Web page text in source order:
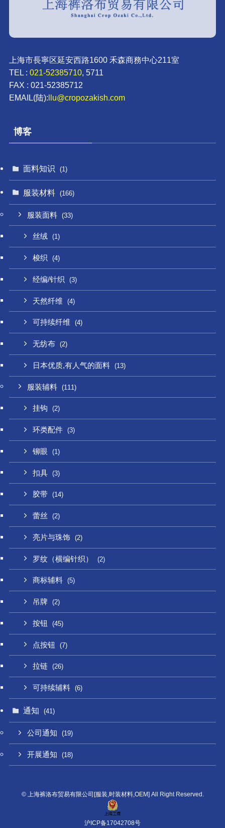
上海市長寧区延安西路1600 禾森商務中心211室
TEL : 021-52385710, 5711
FAX : 021-52385712
EMAIL(陆):llu@cropozakish.com
博客
面料知识 (1)
服装材料 (166)
服装面料 (33)
丝绒 (1)
梭织 (4)
经编/针织 (3)
天然纤维 (4)
可持续纤维 (4)
无纺布 (2)
日本优质,有人气的面料 (13)
服装辅料 (111)
挂钩 (2)
环类配件 (3)
铆眼 (1)
扣具 (3)
胶带 (14)
蕾丝 (2)
亮片与珠饰 (2)
罗纹（横编针织） (2)
商标辅料 (5)
吊牌 (2)
按钮 (45)
点按钮 (7)
拉链 (26)
可持续辅料 (6)
通知 (41)
公司通知 (19)
开展通知 (18)
©上海裤洛布贸易有限公司[服装,时装材料,OEM] All Right Reserved.
沪ICP备17042708号